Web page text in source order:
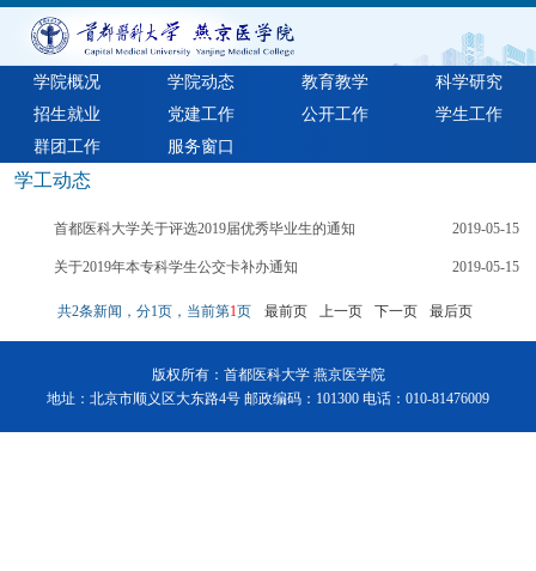
学院概况 学院动态 教育教学
科学研究
招生就业
党建工作 公开工作
学生工作
群团工作
服务窗口
学工动态
2019-05-15
首都医科大学关于评选2019届优秀毕业生的通知
2019-05-15
关于2019年本专科学生公交卡补办通知
共2条新闻，分1页，当前第1页 最前页 上一页 下一页 最后页
版权所有：首都医科大学 燕京医学院
地址：北京市顺义区大东路4号 邮政编码：101300 电话：010-81476009